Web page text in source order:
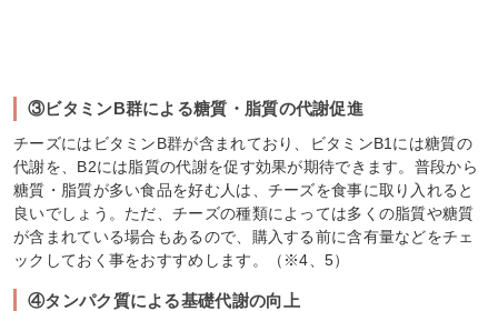
③ビタミンB群による糖質・脂質の代謝促進
チーズにはビタミンB群が含まれており、ビタミンB1には糖質の
代謝を、B2には脂質の代謝を促す効果が期待できます。普段から
糖質・脂質が多い食品を好む人は、チーズを食事に取り入れると
良いでしょう。ただ、チーズの種類によっては多くの脂質や糖質
が含まれている場合もあるので、購入する前に含有量などをチェ
ックしておく事をおすすめします。（※4、5）
④タンパク質による基礎代謝の向上